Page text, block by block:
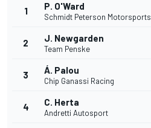
1 P. O'Ward
Schmidt Peterson Motorsports
2 J. Newgarden
Team Penske
3 Á. Palou
Chip Ganassi Racing
4 C. Herta
Andretti Autosport